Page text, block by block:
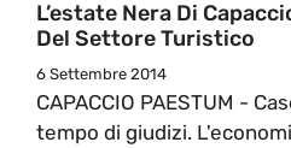
L’estate Nera Di
Del Settore Turistico
6 Settembre 2014
CAPACCIO PAESTUM -
tempo di giudizi.